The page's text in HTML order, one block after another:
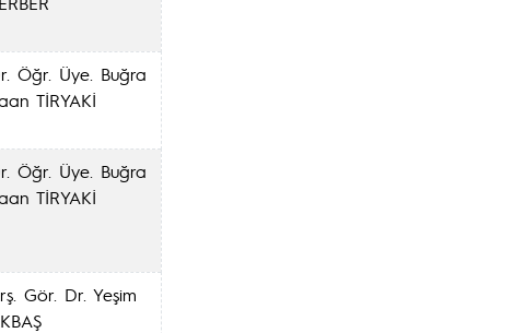
Öğr. Üye. Buğra
TİRYAKİ
Öğr. Üye. Buğra
TİRYAKİ
Gör. Dr. Yeşim